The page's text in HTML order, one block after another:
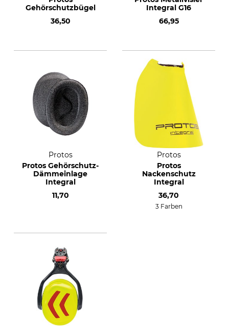
Gehörschutzbügel
36,50
Integral G16
66,95
Protos
Protos Gehörschutz-
Dämmeinlage
Integral
11,70
Protos
Protos
Nackenschutz
Integral
36,70
3 Farben